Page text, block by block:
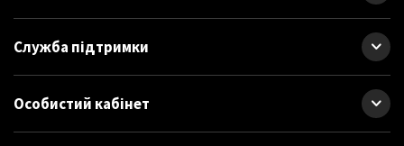
Служба підтримки
Особистий кабінет